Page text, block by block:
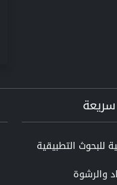
للبحوث التطبيقية
والرشوة